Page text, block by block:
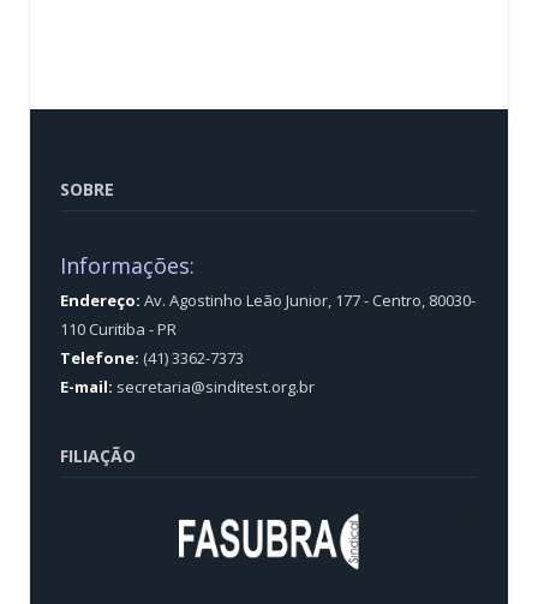
SOBRE
Informações:
Endereço: Av. Agostinho Leão Junior, 177 - Centro, 80030-
110 Curitiba - PR
Telefone: (41) 3362-7373
E-mail: secretaria@sinditest.org.br
FILIAÇÃO